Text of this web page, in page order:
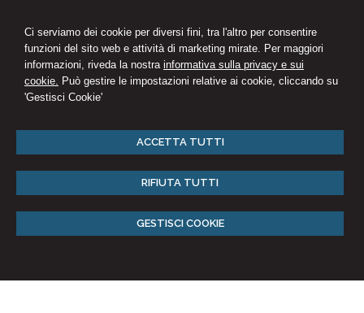
Ci serviamo dei cookie per diversi fini, tra l'altro per consentire
funzioni del sito web e attività di marketing mirate. Per maggiori
informazioni, riveda la nostra informativa sulla privacy e sui
cookie. Può gestire le impostazioni relative ai cookie, cliccando su
'Gestisci Cookie'
ACCETTA TUTTI
RIFIUTA TUTTI
GESTISCI COOKIE